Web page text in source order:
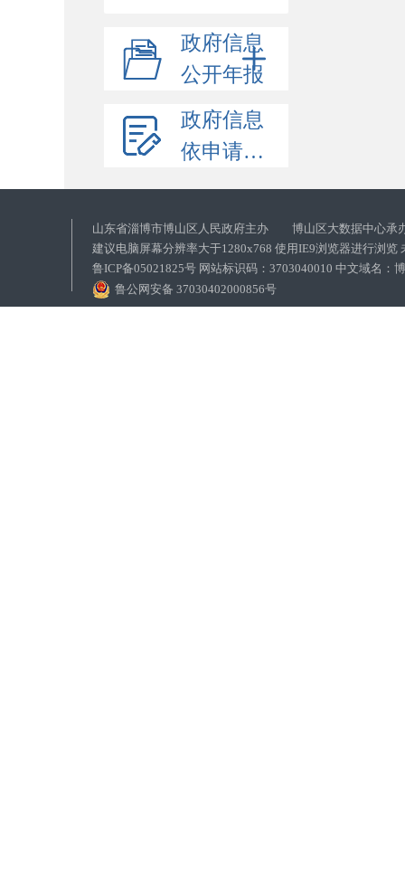
政府信息
公开年报
政府信息
依申请公开
山东省淄博市博山区人民政府主办 博山区大数据中心承
建议电脑屏幕分辨率大于1280x768 使用IE9浏览器进行浏览
鲁ICP备05021825号 网站标识码：3703040010 中文域名：
鲁公网安备 37030402000856号